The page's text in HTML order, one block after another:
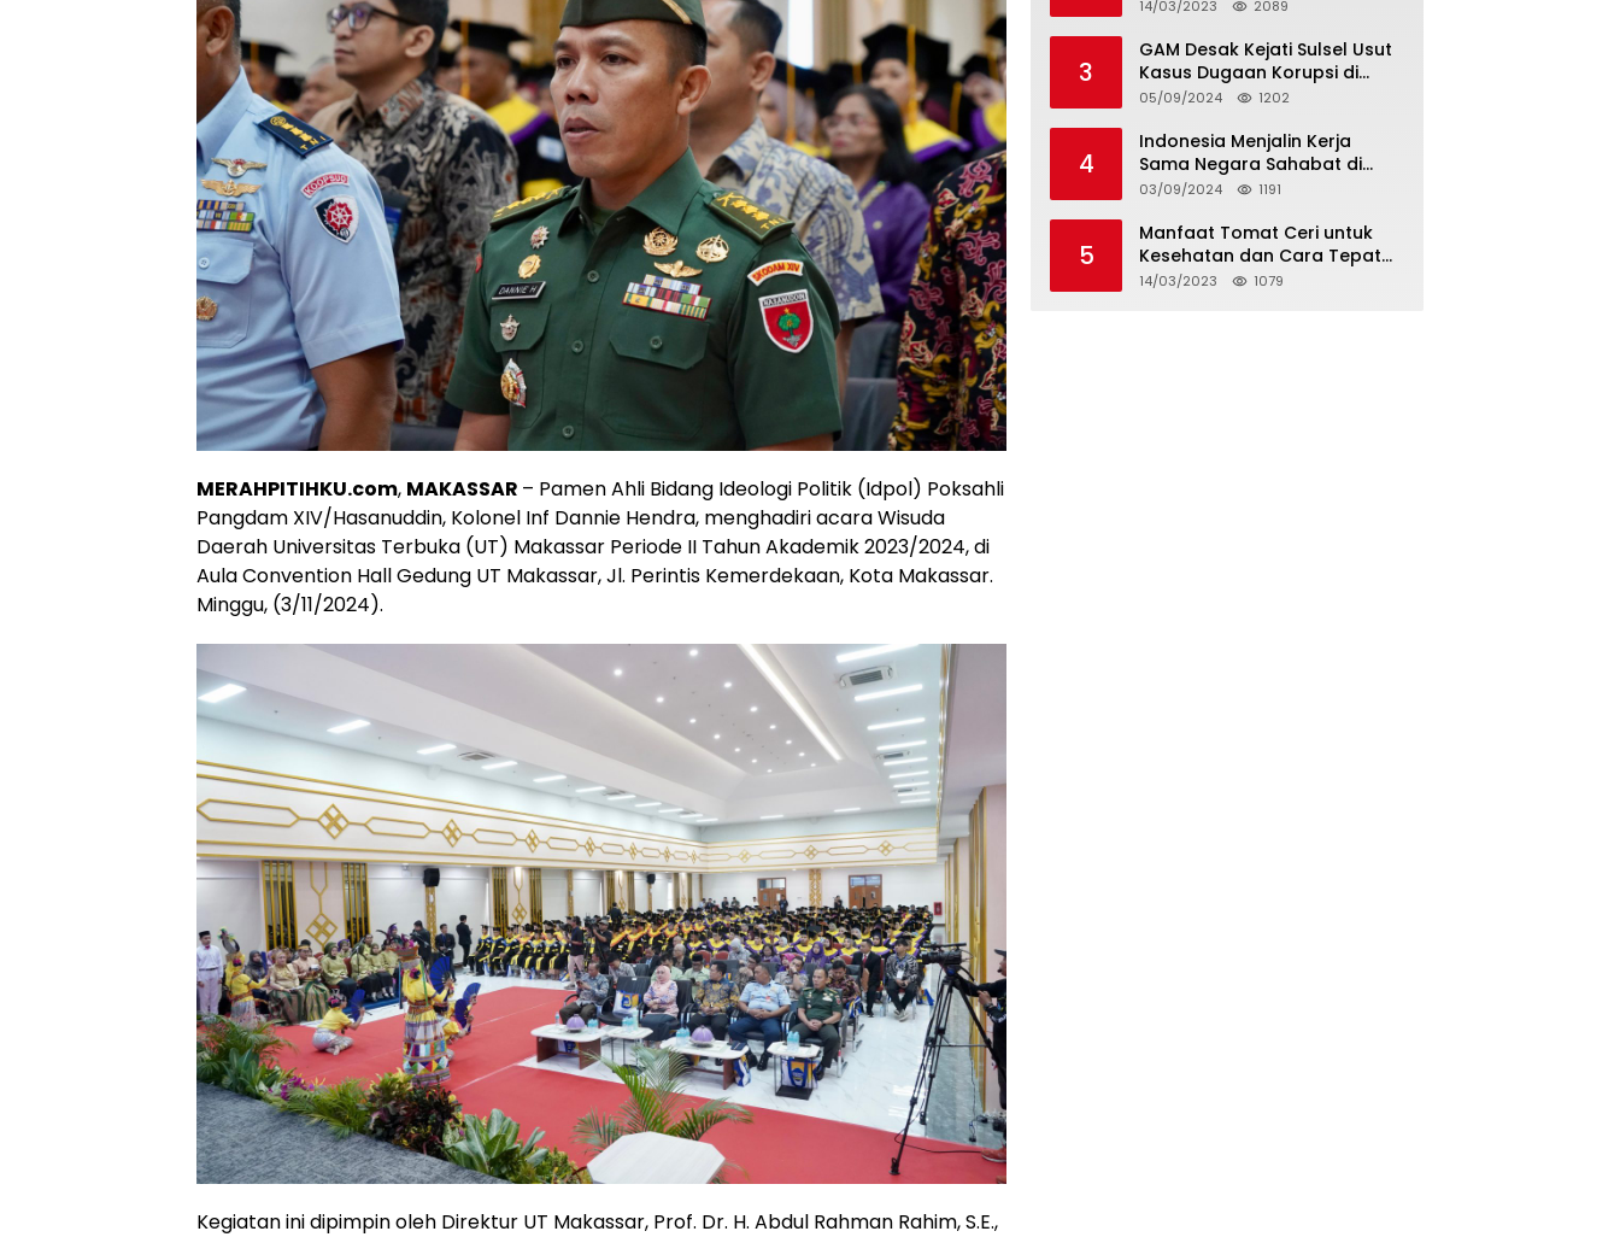
MERAHPITIHKU.com, MAKASSAR – Pamen Ahli Bidang Ideologi Politik (Idpol) Poksahli
Pangdam XIV/Hasanuddin, Kolonel Inf Dannie Hendra, menghadiri acara Wisuda
Daerah Universitas Terbuka (UT) Makassar Periode II Tahun Akademik 2023/2024, di
Aula Convention Hall Gedung UT Makassar, Jl. Perintis Kemerdekaan, Kota Makassar.
Minggu, (3/11/2024).
Kegiatan ini dipimpin oleh Direktur UT Makassar, Prof. Dr. H. Abdul Rahman Rahim, S.E.,
14/03/2023 2089
3
GAM Desak Kejati Sulsel Usut
Kasus Dugaan Korupsi di
Desa Bonea Kabupeten
05/09/2024 1202
4
Indonesia Menjalin Kerja
Sama Negara Sahabat di
Afrika
03/09/2024 1191
5
Manfaat Tomat Ceri untuk
Kesehatan dan Cara Tepat
Mengonsumsinya
14/03/2023 1079